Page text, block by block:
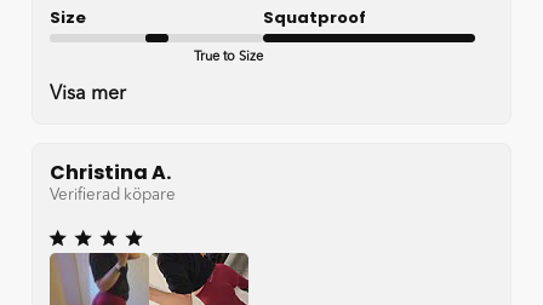
Size
True to Size
Squatproof
Visa mer
Christina A.
Verifierad köpare